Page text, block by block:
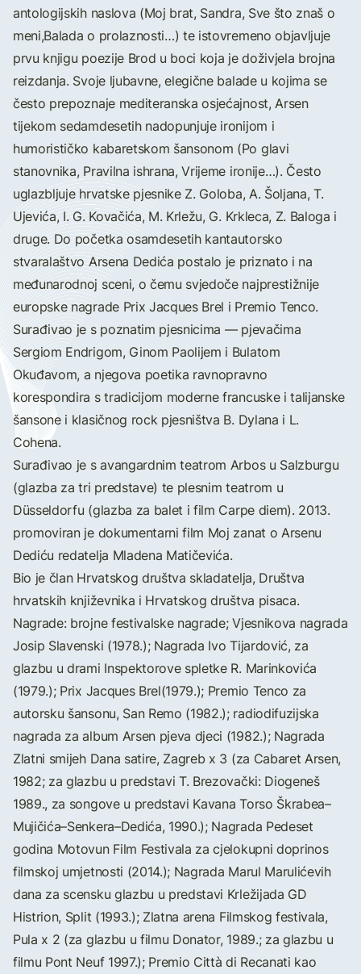
antologijskih naslova (Moj brat, Sandra, Sve što znaš o
meni,Balada o prolaznosti…) te istovremeno objavljuje
prvu knjigu poezije Brod u boci koja je doživjela brojna
reizdanja. Svoje ljubavne, elegične balade u kojima se
često prepoznaje mediteranska osjećajnost, Arsen
tijekom sedamdesetih nadopunjuje ironijom i
humorističko kabaretskom šansonom (Po glavi
stanovnika, Pravilna ishrana, Vrijeme ironije…). Često
uglazbljuje hrvatske pjesnike Z. Goloba, A. Šoljana, T.
Ujevića, I. G. Kovačića, M. Krležu, G. Krkleca, Z. Baloga i
druge. Do početka osamdesetih kantautorsko
stvaralaštvo Arsena Dedića postalo je priznato i na
međunarodnoj sceni, o čemu svjedoče najprestižnije
europske nagrade Prix Jacques Brel i Premio Tenco.
Surađivao je s poznatim pjesnicima — pjevačima
Sergiom Endrigom, Ginom Paolijem i Bulatom
Okuđavom, a njegova poetika ravnopravno
korespondira s tradicijom moderne francuske i talijanske
šansone i klasičnog rock pjesništva B. Dylana i L.
Cohena.
Surađivao je s avangardnim teatrom Arbos u Salzburgu
(glazba za tri predstave) te plesnim teatrom u
Düsseldorfu (glazba za balet i film Carpe diem). 2013.
promoviran je dokumentarni film Moj zanat o Arsenu
Dediću redatelja Mladena Matičevića.
Bio je član Hrvatskog društva skladatelja, Društva
hrvatskih književnika i Hrvatskog društva pisaca.
Nagrade: brojne festivalske nagrade; Vjesnikova nagrada
Josip Slavenski (1978.); Nagrada Ivo Tijardović, za
glazbu u drami Inspektorove spletke R. Marinkovića
(1979.); Prix Jacques Brel(1979.); Premio Tenco za
autorsku šansonu, San Remo (1982.); radiodifuzijska
nagrada za album Arsen pjeva djeci (1982.); Nagrada
Zlatni smijeh Dana satire, Zagreb x 3 (za Cabaret Arsen,
1982; za glazbu u predstavi T. Brezovački: Diogeneš
1989., za songove u predstavi Kavana Torso Škrabea–
Mujičića–Senkera–Dedića, 1990.); Nagrada Pedeset
godina Motovun Film Festivala za cjelokupni doprinos
filmskoj umjetnosti (2014.); Nagrada Marul Marulićevih
dana za scensku glazbu u predstavi Krležijada GD
Histrion, Split (1993.); Zlatna arena Filmskog festivala,
Pula x 2 (za glazbu u filmu Donator, 1989.; za glazbu u
filmu Pont Neuf 1997.); Premio Città di Recanati kao